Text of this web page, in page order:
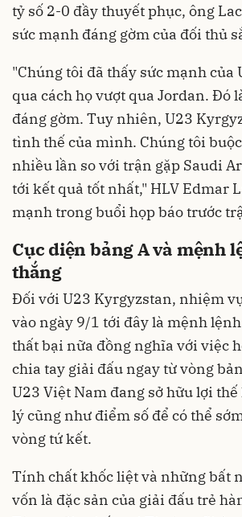
tỷ số 2-0 đầy thuyết phục, ông
sức mạnh đáng gờm của đối thủ
"Chúng tôi đã thấy sức mạnh của
qua cách họ vượt qua Jordan. Đó
đáng gờm. Tuy nhiên, U23
tình thế của mình. Chúng tôi
nhiều lần so với trận gặp Saudi
tới kết quả tốt nhất," HLV Edmar
mạnh trong buổi họp báo trước
Cục diện bảng A và mệnh
thắng
Đối với U23 Kyrgyzstan, nhiệm
vào ngày 9/1 tới đây là mệnh
thất bại nữa đồng nghĩa với việc
chia tay giải đấu ngay từ vòng
U23 Việt Nam đang sở hữu lợi
lý cũng như điểm số để có thể
vòng tứ kết.
Tính chất khốc liệt và những bất
vốn là đặc sản của giải đấu trẻ